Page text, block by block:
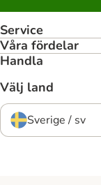
Service
Våra fördelar
Handla
Välj land
Sverige / sv